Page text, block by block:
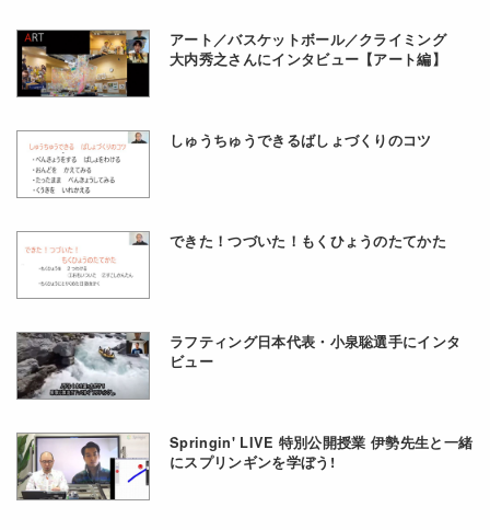
アート／バスケットボール／クライミング
大内秀之さんにインタビュー【アート編】
しゅうちゅうできるばしょづくりのコツ
できた！つづいた！もくひょうのたてかた
ラフティング日本代表・小泉聡選手にインタ
ビュー
Springin' LIVE 特別公開授業 伊勢先生と一緒
にスプリンギンを学ぼう!